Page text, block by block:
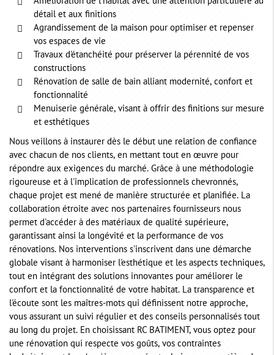
détail et aux finitions
Agrandissement de la maison pour optimiser et repenser
vos espaces de vie
Travaux d'étanchéité pour préserver la pérennité de vos
constructions
Rénovation de salle de bain alliant modernité, confort et
fonctionnalité
Menuiserie générale, visant à offrir des finitions sur mesure
et esthétiques
Nous veillons à instaurer dès le début une relation de confiance
avec chacun de nos clients, en mettant tout en œuvre pour
répondre aux exigences du marché. Grâce à une méthodologie
rigoureuse et à l'implication de professionnels chevronnés,
chaque projet est mené de manière structurée et planifiée. La
collaboration étroite avec nos partenaires fournisseurs nous
permet d'accéder à des matériaux de qualité supérieure,
garantissant ainsi la longévité et la performance de vos
rénovations. Nos interventions s'inscrivent dans une démarche
globale visant à harmoniser l'esthétique et les aspects techniques,
tout en intégrant des solutions innovantes pour améliorer le
confort et la fonctionnalité de votre habitat. La transparence et
l'écoute sont les maîtres-mots qui définissent notre approche,
vous assurant un suivi régulier et des conseils personnalisés tout
au long du projet. En choisissant RC BATIMENT, vous optez pour
une rénovation qui respecte vos goûts, vos contraintes